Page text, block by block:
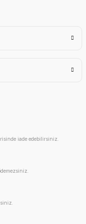
iade edebilirsiniz.